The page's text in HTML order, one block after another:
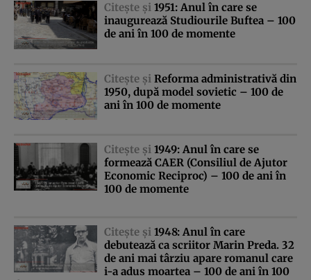
Citeşte şi 1951: Anul în care se
inaugurează Studiourile Buftea – 100
de ani în 100 de momente
Citeşte şi Reforma administrativă din
1950, după model sovietic – 100 de
ani în 100 de momente
Citeşte şi 1949: Anul în care se
formează CAER (Consiliul de Ajutor
Economic Reciproc) – 100 de ani în
100 de momente
Citeşte şi 1948: Anul în care
debutează ca scriitor Marin Preda. 32
de ani mai târziu apare romanul care
i-a adus moartea – 100 de ani în 100